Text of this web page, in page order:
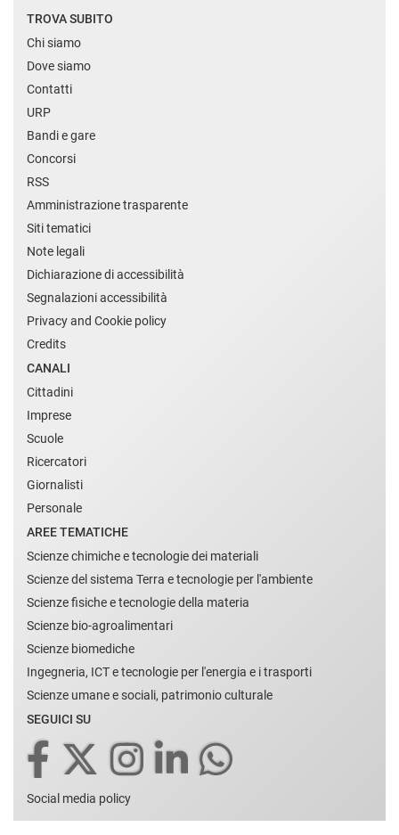
TROVA SUBITO
Chi siamo
Dove siamo
Contatti
URP
Bandi e gare
Concorsi
RSS
Amministrazione trasparente
Siti tematici
Note legali
Dichiarazione di accessibilità
Segnalazioni accessibilità
Privacy and Cookie policy
Credits
CANALI
Cittadini
Imprese
Scuole
Ricercatori
Giornalisti
Personale
AREE TEMATICHE
Scienze chimiche e tecnologie dei materiali
Scienze del sistema Terra e tecnologie per l'ambiente
Scienze fisiche e tecnologie della materia
Scienze bio-agroalimentari
Scienze biomediche
Ingegneria, ICT e tecnologie per l'energia e i trasporti
Scienze umane e sociali, patrimonio culturale
SEGUICI SU
Social media policy